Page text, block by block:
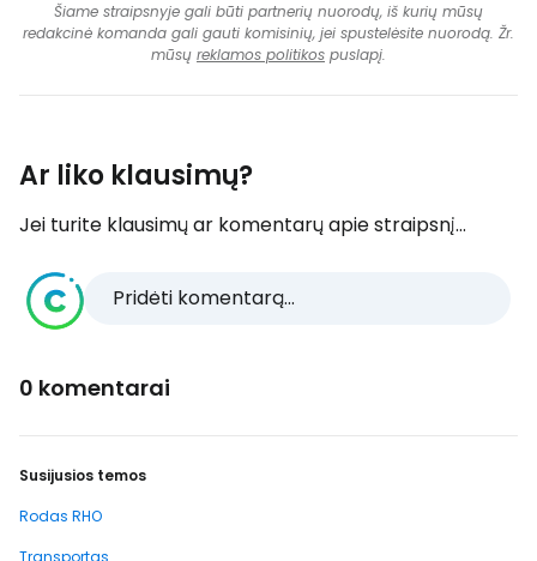
Šiame straipsnyje gali būti partnerių nuorodų, iš kurių mūsų
redakcinė komanda gali gauti komisinių, jei spustelėsite nuorodą. Žr.
mūsų reklamos politikos puslapį.
Ar liko klausimų?
Jei turite klausimų ar komentarų apie straipsnį...
Pridėti komentarą...
0 komentarai
Susijusios temos
Rodas RHO
Transportas